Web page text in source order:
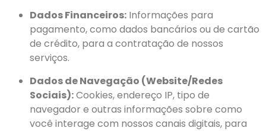
Dados Financeiros: Informações para
pagamento, como dados bancários ou de cartão
de crédito, para a contratação de nossos
serviços.
Dados de Navegação (Website/Redes
Sociais):Cookies, endereço IP, tipo de
navegador e outras informações sobre como
você interage com nossos canais digitais, para